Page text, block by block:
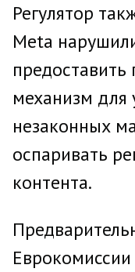
Регулятор
Meta
предоставить
механизм для
незаконных
оспаривать
контента.